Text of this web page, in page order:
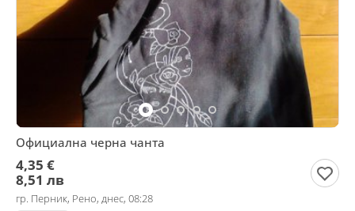
Официална черна чанта
4,35 €
8,51 лв
гр. Перник, Рено, днес, 08:28